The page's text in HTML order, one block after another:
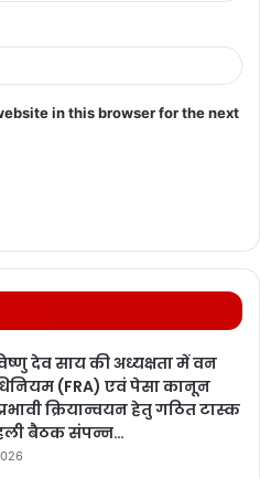
in this browser for the next
देव साय की अध्यक्षता में वन
(FRA) एवं पेसा कानून
क्रियान्वयन हेतु गठित टास्क
बैठक संपन्न…